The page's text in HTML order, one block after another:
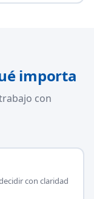
importa
con
con claridad